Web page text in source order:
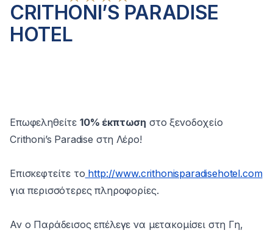
CRITHONI’S PARADISE
HOTEL
Επωφεληθείτε 10% έκπτωση στο ξενοδοχείο
Crithoni’s Paradise στη Λέρο!
Επισκεφτείτε το http://www.crithonisparadisehotel.com
για περισσότερες πληροφορίες.
Αν ο Παράδεισος επέλεγε να μετακομίσει στη Γη,